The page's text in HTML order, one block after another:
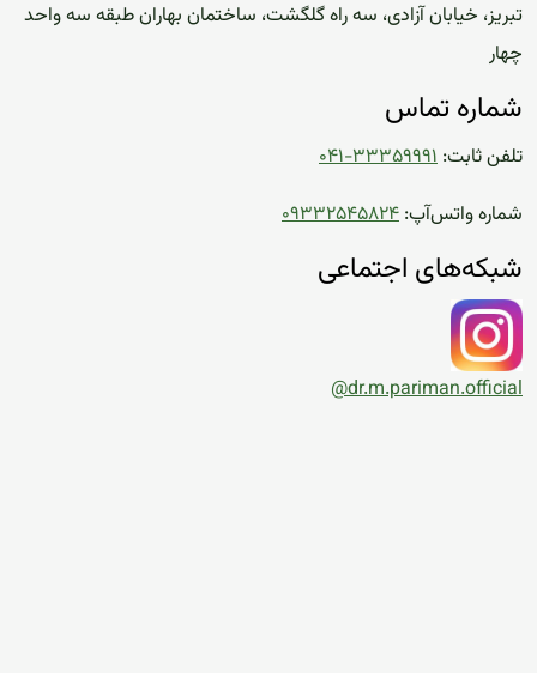
تبریز، خیابان آزادی، سه راه گلگشت، ساختمان بهاران طبقه سه واحد
چهار
شماره تماس
تلفن ثابت: ۰۴۱-۳۳۳۵۹۹۹۱
شماره واتس‌آپ: ۰۹۳۳۲۵۴۵۸۲۴
شبکه‌های اجتماعی
@dr.m.pariman.official